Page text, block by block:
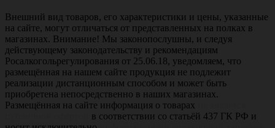
Внешний вид товаров, его характеристики и цены, указанные
на сайте, могут отличаться от представленных на полках в
магазинах. Внимание! Мы законопослушны, и следуя
действующему законодательству и рекомендациям
Росалкогольрегулирования от 25.06.18, уведомляем, что
размещённая на нашем сайте продукция не подлежит
реализации дистанционным способом и может быть
приобретена непосредственно в наших магазинах.
Размещённая на сайте информация о товарах
в соответствии со статьёй 437 ГК РФ и